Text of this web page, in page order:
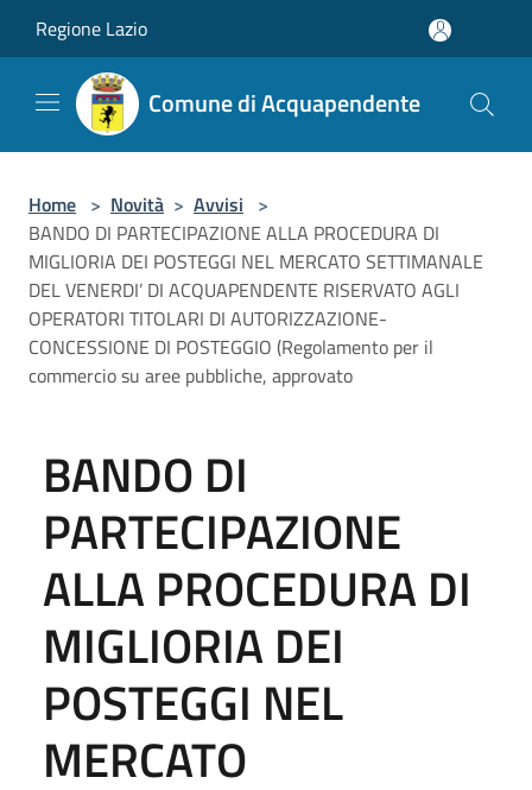
Regione Lazio
Comune di Acquapendente
Home > Novità > Avvisi >
BANDO DI PARTECIPAZIONE ALLA PROCEDURA DI
MIGLIORIA DEI POSTEGGI NEL MERCATO SETTIMANALE
DEL VENERDI’ DI ACQUAPENDENTE RISERVATO AGLI
OPERATORI TITOLARI DI AUTORIZZAZIONE-
CONCESSIONE DI POSTEGGIO (Regolamento per il
commercio su aree pubbliche, approvato
BANDO DI
PARTECIPAZIONE
ALLA PROCEDURA DI
MIGLIORIA DEI
POSTEGGI NEL
MERCATO